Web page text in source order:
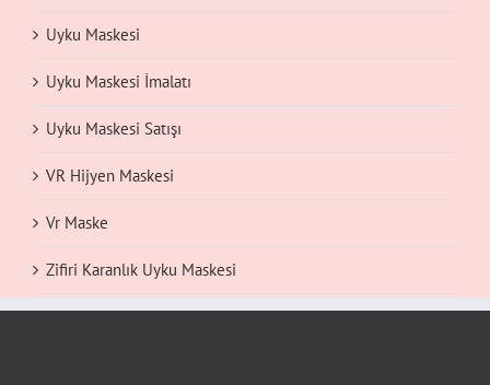
Uyku Maskesi
Uyku Maskesi İmalatı
Uyku Maskesi Satışı
VR Hijyen Maskesi
Vr Maske
Zifiri Karanlık Uyku Maskesi